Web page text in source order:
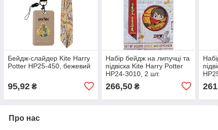
Бейдж-слайдер Kite Harry
Potter HP25-450, бежевий
95,92 ₴
Набір бейдж на липучці та
підвіска Kite Harry Potter
HP24-3010, 2 шт.
266,50₴ 261
Про нас